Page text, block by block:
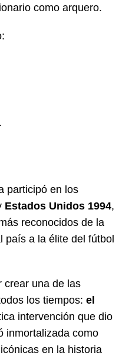
como arquero.
participó en los
Estados Unidos 1994,
reconocidos de la
país a la élite del fútbol
crear una de las
los tiempos: el
intervención que dio
inmortalizada como
en la historia